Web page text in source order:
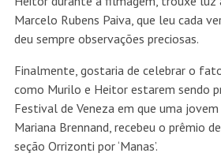
Marcelo Rubens Paiva, que leu cada
deu sempre observações preciosas.
Finalmente, gostaria de celebrar o
como Murilo e Heitor estarem sendo
Festival de Veneza em que uma
Mariana Brennand, recebeu o prêmio
seção Orrizonti por ‘Manas’.